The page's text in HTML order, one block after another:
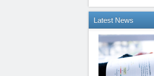
Latest News